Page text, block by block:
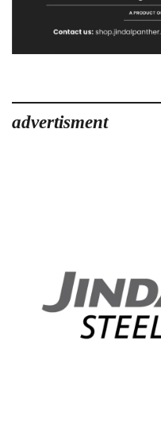
advertisment